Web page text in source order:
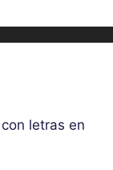
letras en